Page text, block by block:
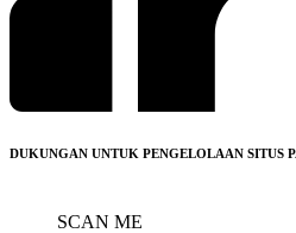
DUKUNGAN UNTUK PENGELOLAAN SITUS
SCAN ME